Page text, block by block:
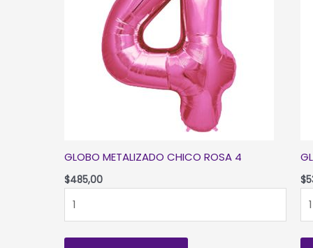
GLOBO METALIZADO CHICO ROSA 4
$485,00
METALIZADO
$